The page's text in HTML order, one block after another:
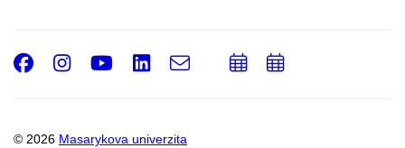
© 2026 Masarykova univerzita
Facebook
Instagram
Youtube
LinkedIn
e-
PřidatPřidat